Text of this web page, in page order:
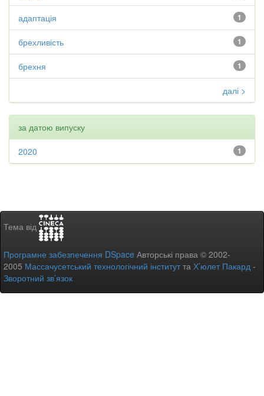
1
адаптація
1
брехливість
1
брехня
далі >
за датою випуску
1
2020
Тема від
Програмне забезпечення DSpace Авторські права © 2002-
2005 Массачусетський технологічний інститутта Х’юлет Пакард -
Зворотний зв’язок